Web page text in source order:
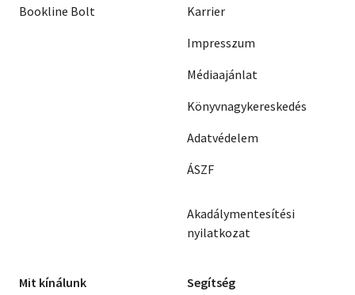
Bookline Bolt
Karrier
Impresszum
Médiaajánlat
Könyvnagykereskedés
Adatvédelem
ÁSZF
Akadálymentesítési
nyilatkozat
Mit kínálunk Segítség